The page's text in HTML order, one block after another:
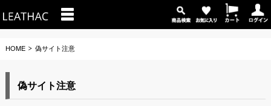
HOME 偽サイト注意
偽サイト注意